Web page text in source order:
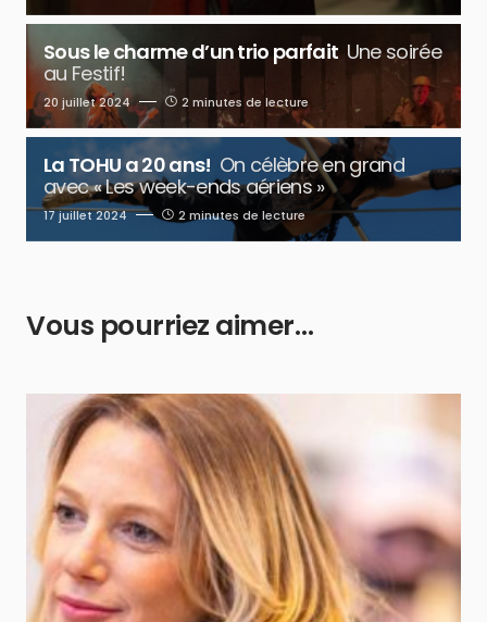
Sous le charme d’un trio parfait Une soirée
au Festif!
20 juillet 2024 2 minutes de lecture
La TOHU a 20 ans! On célèbre en grand
avec « Les week-ends aériens »
17 juillet 2024 2 minutes de lecture
Vous pourriez aimer…